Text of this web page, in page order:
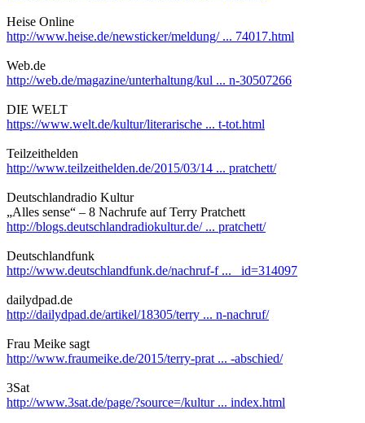
Heise Online
http://www.heise.de/newsticker/meldung/ ... 74017.html
Web.de
http://web.de/magazine/unterhaltung/kul ... n-30507266
DIE WELT
https://www.welt.de/kultur/literarische ... t-tot.html
Teilzeithelden
http://www.teilzeithelden.de/2015/03/14 ... pratchett/
Deutschlandradio Kultur
„Alles sense“ – 8 Nachrufe auf Terry Pratchett
http://blogs.deutschlandradiokultur.de/ ... pratchett/
Deutschlandfunk
http://www.deutschlandfunk.de/nachruf-f ... _id=314097
dailydpad.de
http://dailydpad.de/artikel/18305/terry ... n-nachruf/
Frau Meike sagt
http://www.fraumeike.de/2015/terry-prat ... -abschied/
3Sat
http://www.3sat.de/page/?source=/kultur ... index.html